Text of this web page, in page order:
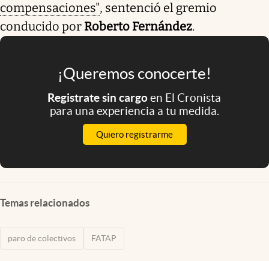
compensaciones", sentenció el gremio
conducido por Roberto Fernández.
¡Queremos conocerte!
Registrate sin cargoen El Cronista
para una experiencia a tu medida.
Quiero registrarme
Temas relacionados
paro de colectivos FATAP